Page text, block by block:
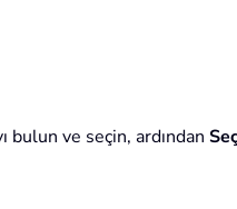
ve seçin, ardından